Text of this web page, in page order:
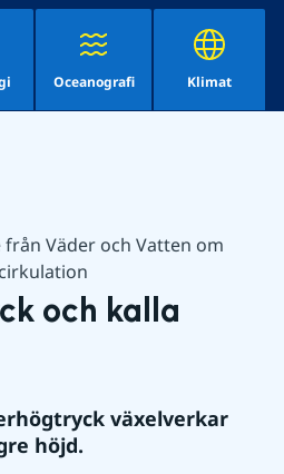
Oceanografi Klimat
Väder och Vatten om
och kalla
växelverkar
höjd.